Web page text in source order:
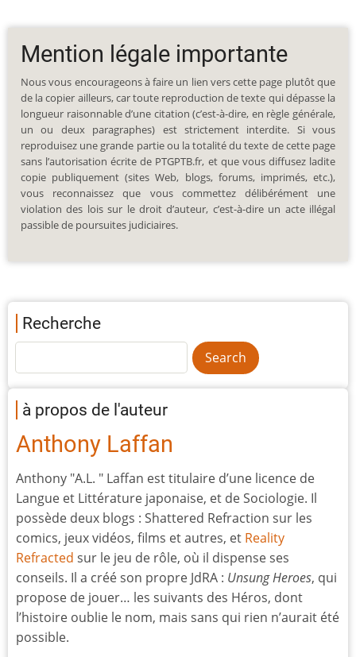
Mention légale importante
Nous vous encourageons à faire un lien vers cette page plutôt que
de la copier ailleurs, car toute reproduction de texte qui dépasse la
longueur raisonnable d’une citation (c’est-à-dire, en règle générale,
un ou deux paragraphes) est strictement interdite. Si vous
reproduisez une grande partie ou la totalité du texte de cette page
sans l’autorisation écrite de PTGPTB.fr, et que vous diffusez ladite
copie publiquement (sites Web, blogs, forums, imprimés, etc.),
vous reconnaissez que vous commettez délibérément une
violation des lois sur le droit d’auteur, c’est-à-dire un acte illégal
passible de poursuites judiciaires.
Recherche
à propos de l'auteur
Anthony Laffan
Anthony "A.L. " Laffan est titulaire d’une licence de
Langue et Littérature japonaise, et de Sociologie. Il
possède deux blogs : Shattered Refraction sur les
comics, jeux vidéos, films et autres, et Reality
Refracted sur le jeu de rôle, où il dispense ses
conseils. Il a créé son propre JdRA : Unsung Heroes, qui
propose de jouer… les suivants des Héros, dont
l’histoire oublie le nom, mais sans qui rien n’aurait été
possible.